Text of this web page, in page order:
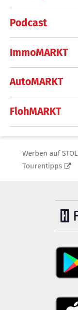
Podcast
ImmoMARKT
AutoMARKT
FlohMARKT
Werben auf STOL
Tourentipps